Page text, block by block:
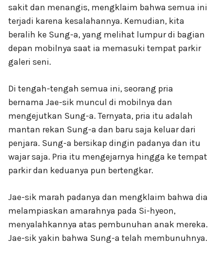
sakit dan menangis, mengklaim bahwa semua ini
terjadi karena kesalahannya. Kemudian, kita
beralih ke Sung-a, yang melihat lumpur di bagian
depan mobilnya saat ia memasuki tempat parkir
galeri seni.
Di tengah-tengah semua ini, seorang pria
bernama Jae-sik muncul di mobilnya dan
mengejutkan Sung-a. Ternyata, pria itu adalah
mantan rekan Sung-a dan baru saja keluar dari
penjara. Sung-a bersikap dingin padanya dan itu
wajar saja. Pria itu mengejarnya hingga ke tempat
parkir dan keduanya pun bertengkar.
Jae-sik marah padanya dan mengklaim bahwa dia
melampiaskan amarahnya pada Si-hyeon,
menyalahkannya atas pembunuhan anak mereka.
Jae-sik yakin bahwa Sung-a telah membunuhnya.